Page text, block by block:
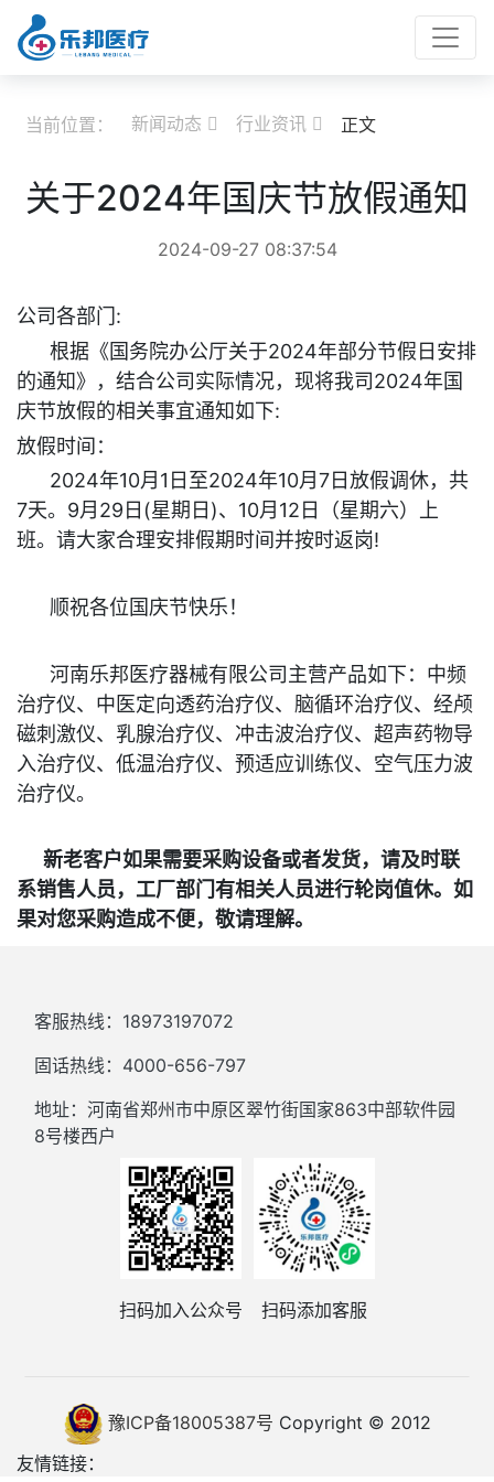
当前位置： 新闻动态  行业资讯  正文
关于2024年国庆节放假通知
2024-09-27 08:37:54
公司各部门:
根据《国务院办公厅关于2024年部分节假日安排
的通知》，结合公司实际情况，现将我司2024年国
庆节放假的相关事宜通知如下:
放假时间：
2024年10月1日至2024年10月7日放假调休，共
7天。9月29日(星期日)、10月12日（星期六）上
班。请大家合理安排假期时间并按时返岗!
顺祝各位国庆节快乐！
河南乐邦医疗器械有限公司主营产品如下：中频
治疗仪、中医定向透药治疗仪、脑循环治疗仪、经颅
磁刺激仪、乳腺治疗仪、冲击波治疗仪、超声药物导
入治疗仪、低温治疗仪、预适应训练仪、空气压力波
治疗仪。
新老客户如果需要采购设备或者发货，请及时联
系销售人员，工厂部门有相关人员进行轮岗值休。如
果对您采购造成不便，敬请理解。
客服热线：18973197072
固话热线：4000-656-797
地址：河南省郑州市中原区翠竹街国家863中部软件园
8号楼西户
扫码加入公众号 扫码添加客服
豫ICP备18005387号 Copyright © 2012
友情链接：